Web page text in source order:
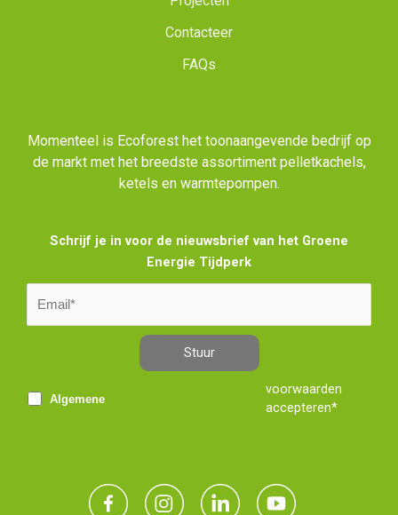
Contacteer
FAQs
Momenteel is Ecoforest het toonaangevende bedrijf op
de markt met het breedste assortiment pelletkachels,
ketels en warmtepompen.
Schrijf je in voor de nieuwsbrief van het Groene
Energie Tijdperk
Stuur
Algemene
voorwaarden
accepteren*